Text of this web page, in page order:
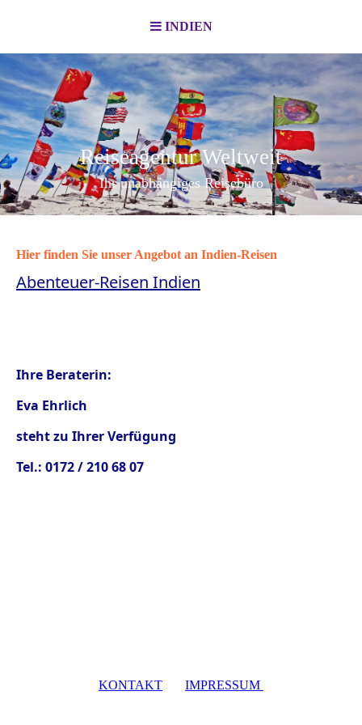
INDIEN
Reiseagentur Weltweit
Ihr unabhängiges Reisebüro
Hier finden Sie unser Angebot an Indien-Reisen
Abenteuer-Reisen Indien
Ihre Beraterin:
Eva Ehrlich
steht zu Ihrer Verfügung
Tel.: 0172 / 210 68 07
KONTAKT IMPRESSUM